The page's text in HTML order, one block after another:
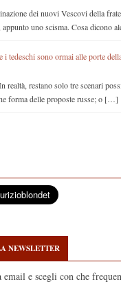
dei nuovi Vescovi della
appunto uno scisma. Cosa dicono
tedeschi sono ormai alle porte
realtà, restano solo tre scenari
forma delle proposte russe; o
NEWSLETTER
e scegli con che